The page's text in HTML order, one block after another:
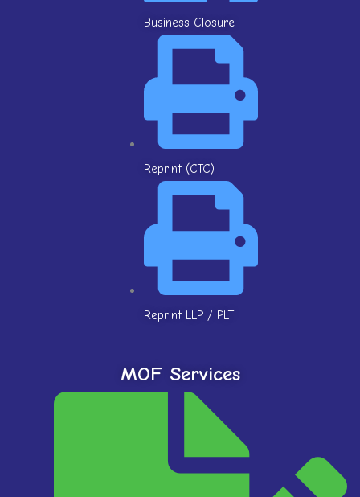
Business Closure
Reprint (CTC)
Reprint LLP / PLT
MOF Services